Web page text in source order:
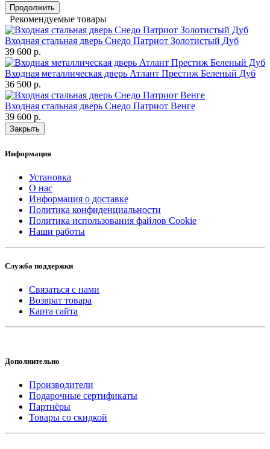
Продолжить
Рекомендуемые товары
Входная стальная дверь Снедо Патриот Золотистый Дуб
39 600 р.
Входная металлическая дверь Атлант Престиж Беленый Дуб
36 500 р.
Входная стальная дверь Снедо Патриот Венге
39 600 р.
Закрыть
Информация
Установка
О нас
Информация о доставке
Политика конфиденциальности
Политика использования файлов Cookie
Наши работы
Служба поддержки
Связаться с нами
Возврат товара
Карта сайта
Дополнительно
Производители
Подарочные сертификаты
Партнёры
Товары со скидкой